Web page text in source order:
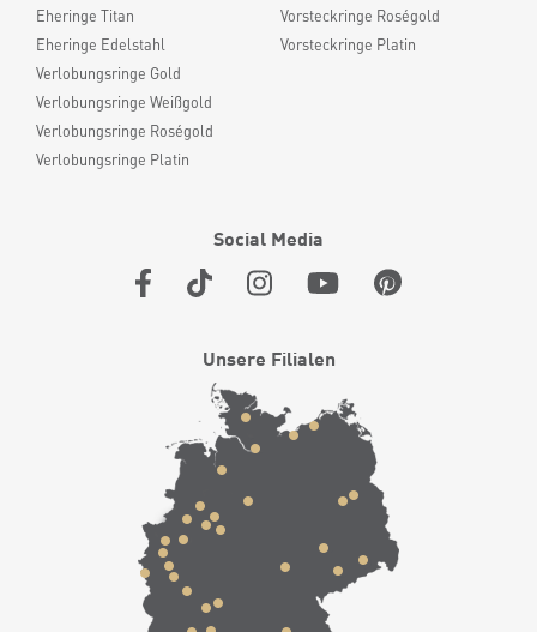
Eheringe Titan
Eheringe Edelstahl
Verlobungsringe Gold
Verlobungsringe Weißgold
Verlobungsringe Roségold
Verlobungsringe Platin
Vorsteckringe Roségold
Vorsteckringe Platin
Social Media
Unsere Filialen